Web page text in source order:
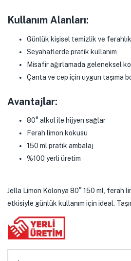
Kullanım Alanları:
Günlük kişisel temizlik ve ferahlık
Seyahatlerde pratik kullanım
Misafir ağırlamada geleneksel
Çanta ve cep için uygun taşıma
Avantajlar:
80° alkol ile hijyen sağlar
Ferah limon kokusu
150 ml pratik ambalaj
%100 yerli üretim
Jella Limon Kolonya 80° 150 ml, ferah
etkisiyle günlük kullanım için ideal.